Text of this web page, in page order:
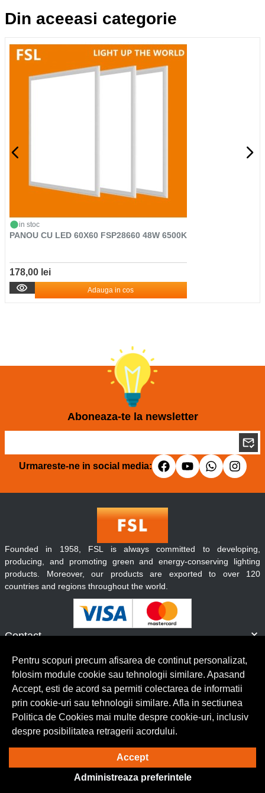
Din aceeasi categorie
in stoc
PANOU CU LED 60X60 FSP28660 48W 6500K
178,00 lei
Adauga in cos
Aboneaza-te la newsletter
Urmareste-ne in social media:
Contact
Servicii clienti
Founded in 1958, FSL is always committed to developing,
producing, and promoting green and energy-conserving lighting
products. Moreover, our products are exported to over 120
countries and regions throughout the world.
© Copyright 2026 Lumilux. Toate drepturile rezervate.
Solutie eCommercepowered by
BrowserID:
Pentru scopuri precum afisarea de continut personalizat,
folosim module cookie sau tehnologii similare. Apasand
Accept, esti de acord sa permiti colectarea de informatii
prin cookie-uri sau tehnologii similare. Afla in sectiunea
Politica de Cookies mai multe despre cookie-uri, inclusiv
despre posibilitatea retragerii acordului.
Accept
Administreaza preferintele